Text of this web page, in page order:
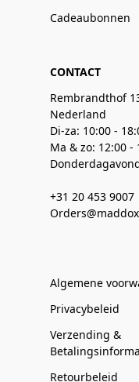
Cadeaubonnen
CONTACT
Rembrandthof
Nederland
Di-za: 10:00 -
Ma & zo: 12:00 -
+31 20 453 9007
Algemene
Privacybeleid
Verzending &
Retourbeleid